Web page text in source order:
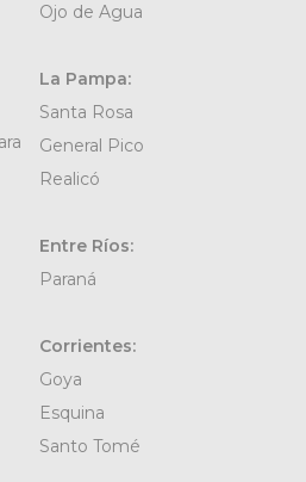
Ojo de Agua
La Pampa:
Santa Rosa
General Pico
Realicó
Entre Ríos:
Paraná
Corrientes:
Goya
Esquina
Santo Tomé